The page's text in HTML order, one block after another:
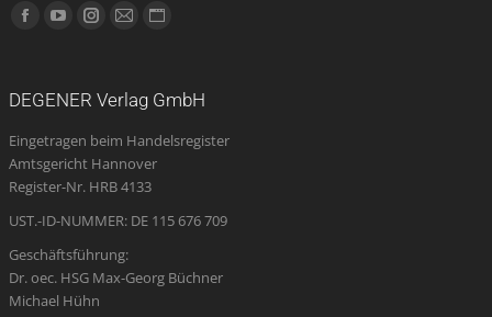
Finden Sie uns auf:
Facebook
new
window
YouTube
new
window
Instagram
new
window
E-
opens
in
new
Website
new
DEGENER Verlag GmbH
Eingetragen beim Handelsregister
Amtsgericht Hannover
Register-Nr. HRB 4133
UST.-ID-NUMMER: DE 115 676 709
Geschäftsführung:
Dr. oec. HSG Max-Georg Büchner
Michael Hühn